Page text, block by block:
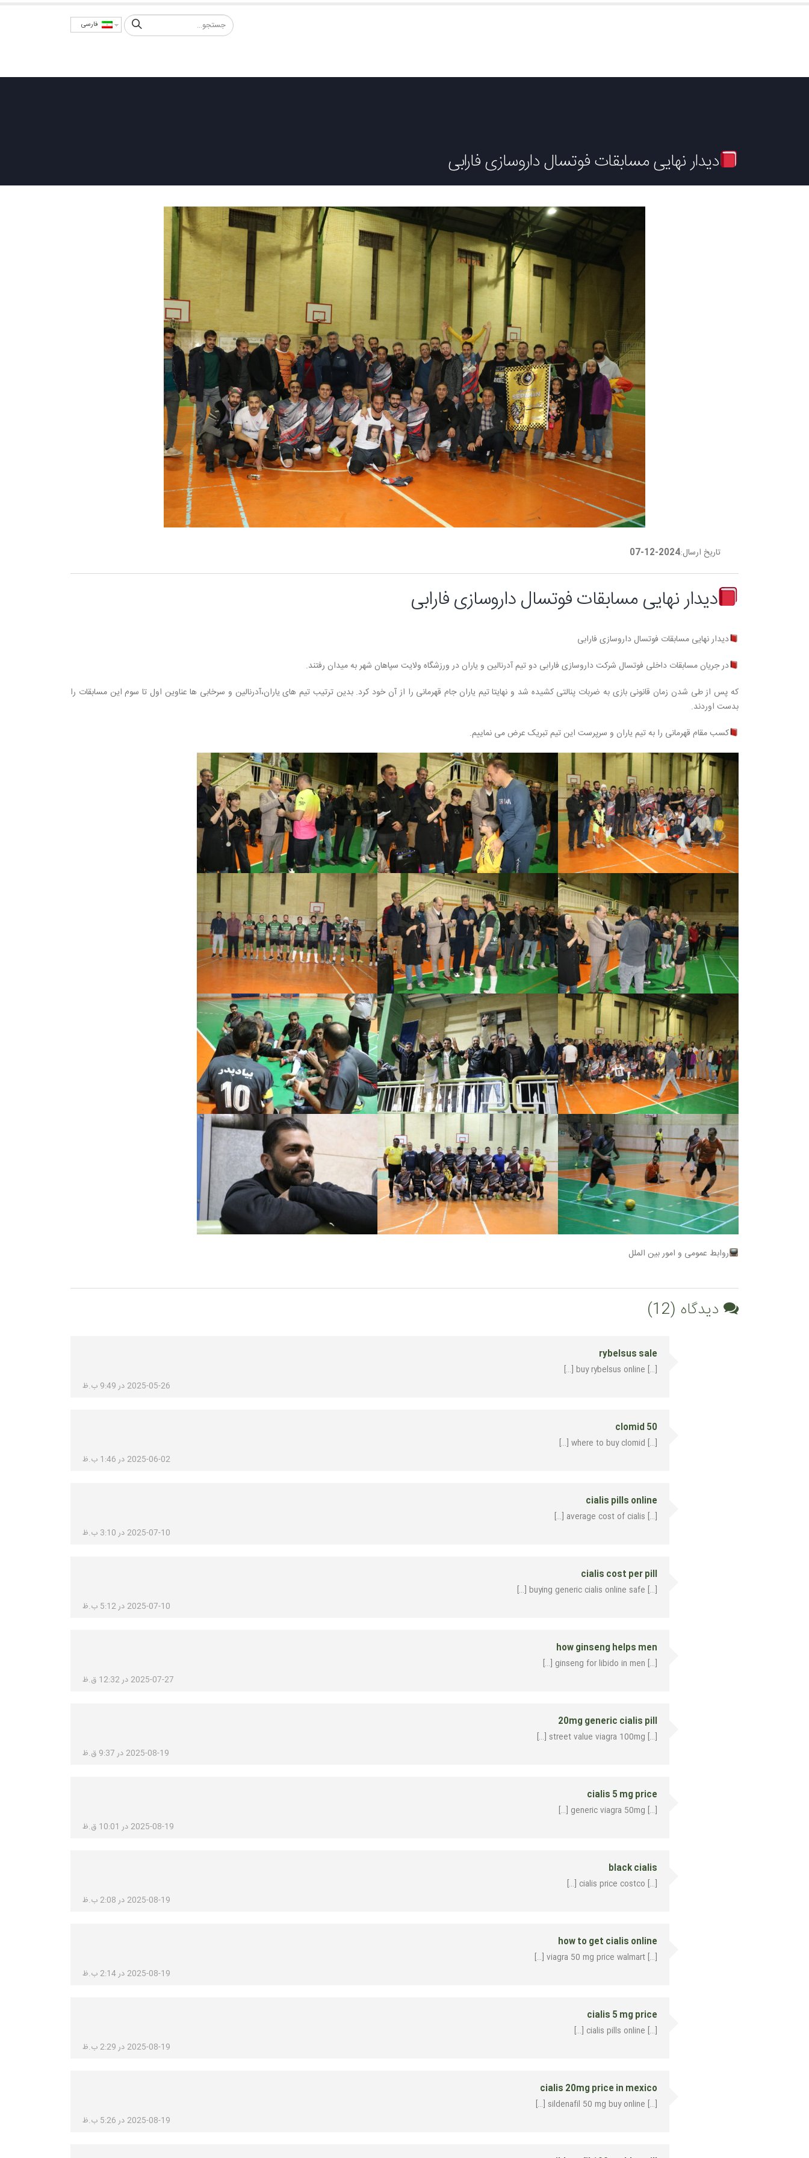
فارسی
دیدار نهایی مسابقات فوتسال داروسازی فارابی
تاریخ ارسال:2024-12-07
دیدار نهایی مسابقات فوتسال داروسازی فارابی
دیدار نهایی مسابقات فوتسال داروسازی فارابی
در جریان مسابقات داخلی فوتسال شرکت داروسازی فارابی دو تیم آدرنالین و یاران در ورزشگاه ولایت سپاهان شهر به میدان رفتند.
که پس از طی شدن زمان قانونی بازی به ضربات پنالتی کشیده شد و نهایتا تیم یاران جام قهرمانی را از آن خود کرد. بدین ترتیب تیم های یاران،آدرنالین و سرخابی ها عناوین اول تا سوم این مسابقات را
بدست اوردند.
کسب مقام قهرمانی را به تیم یاران و سرپرست این تیم تبریک عرض می نماییم.
روابط عمومی و امور بین الملل
دیدگاه (12)
rybelsus sale
[…] buy rybelsus online […]
2025-05-26 در 9:49 ب.ظ
clomid 50
[…] where to buy clomid […]
2025-06-02 در 1:46 ب.ظ
cialis pills online
[…] average cost of cialis […]
2025-07-10 در 3:10 ب.ظ
cialis cost per pill
[…] buying generic cialis online safe […]
2025-07-10 در 5:12 ب.ظ
how ginseng helps men
[…] ginseng for libido in men […]
2025-07-27 در 12:32 ق.ظ
20mg generic cialis pill
[…] street value viagra 100mg […]
2025-08-19 در 9:37 ق.ظ
cialis 5 mg price
[…] generic viagra 50mg […]
2025-08-19 در 10:01 ق.ظ
black cialis
[…] cialis price costco […]
2025-08-19 در 2:08 ب.ظ
how to get cialis online
[…] viagra 50 mg price walmart […]
2025-08-19 در 2:14 ب.ظ
cialis 5 mg price
[…] cialis pills online […]
2025-08-19 در 2:29 ب.ظ
cialis 20mg price in mexico
[…] sildenafil 50 mg buy online […]
2025-08-19 در 5:26 ب.ظ